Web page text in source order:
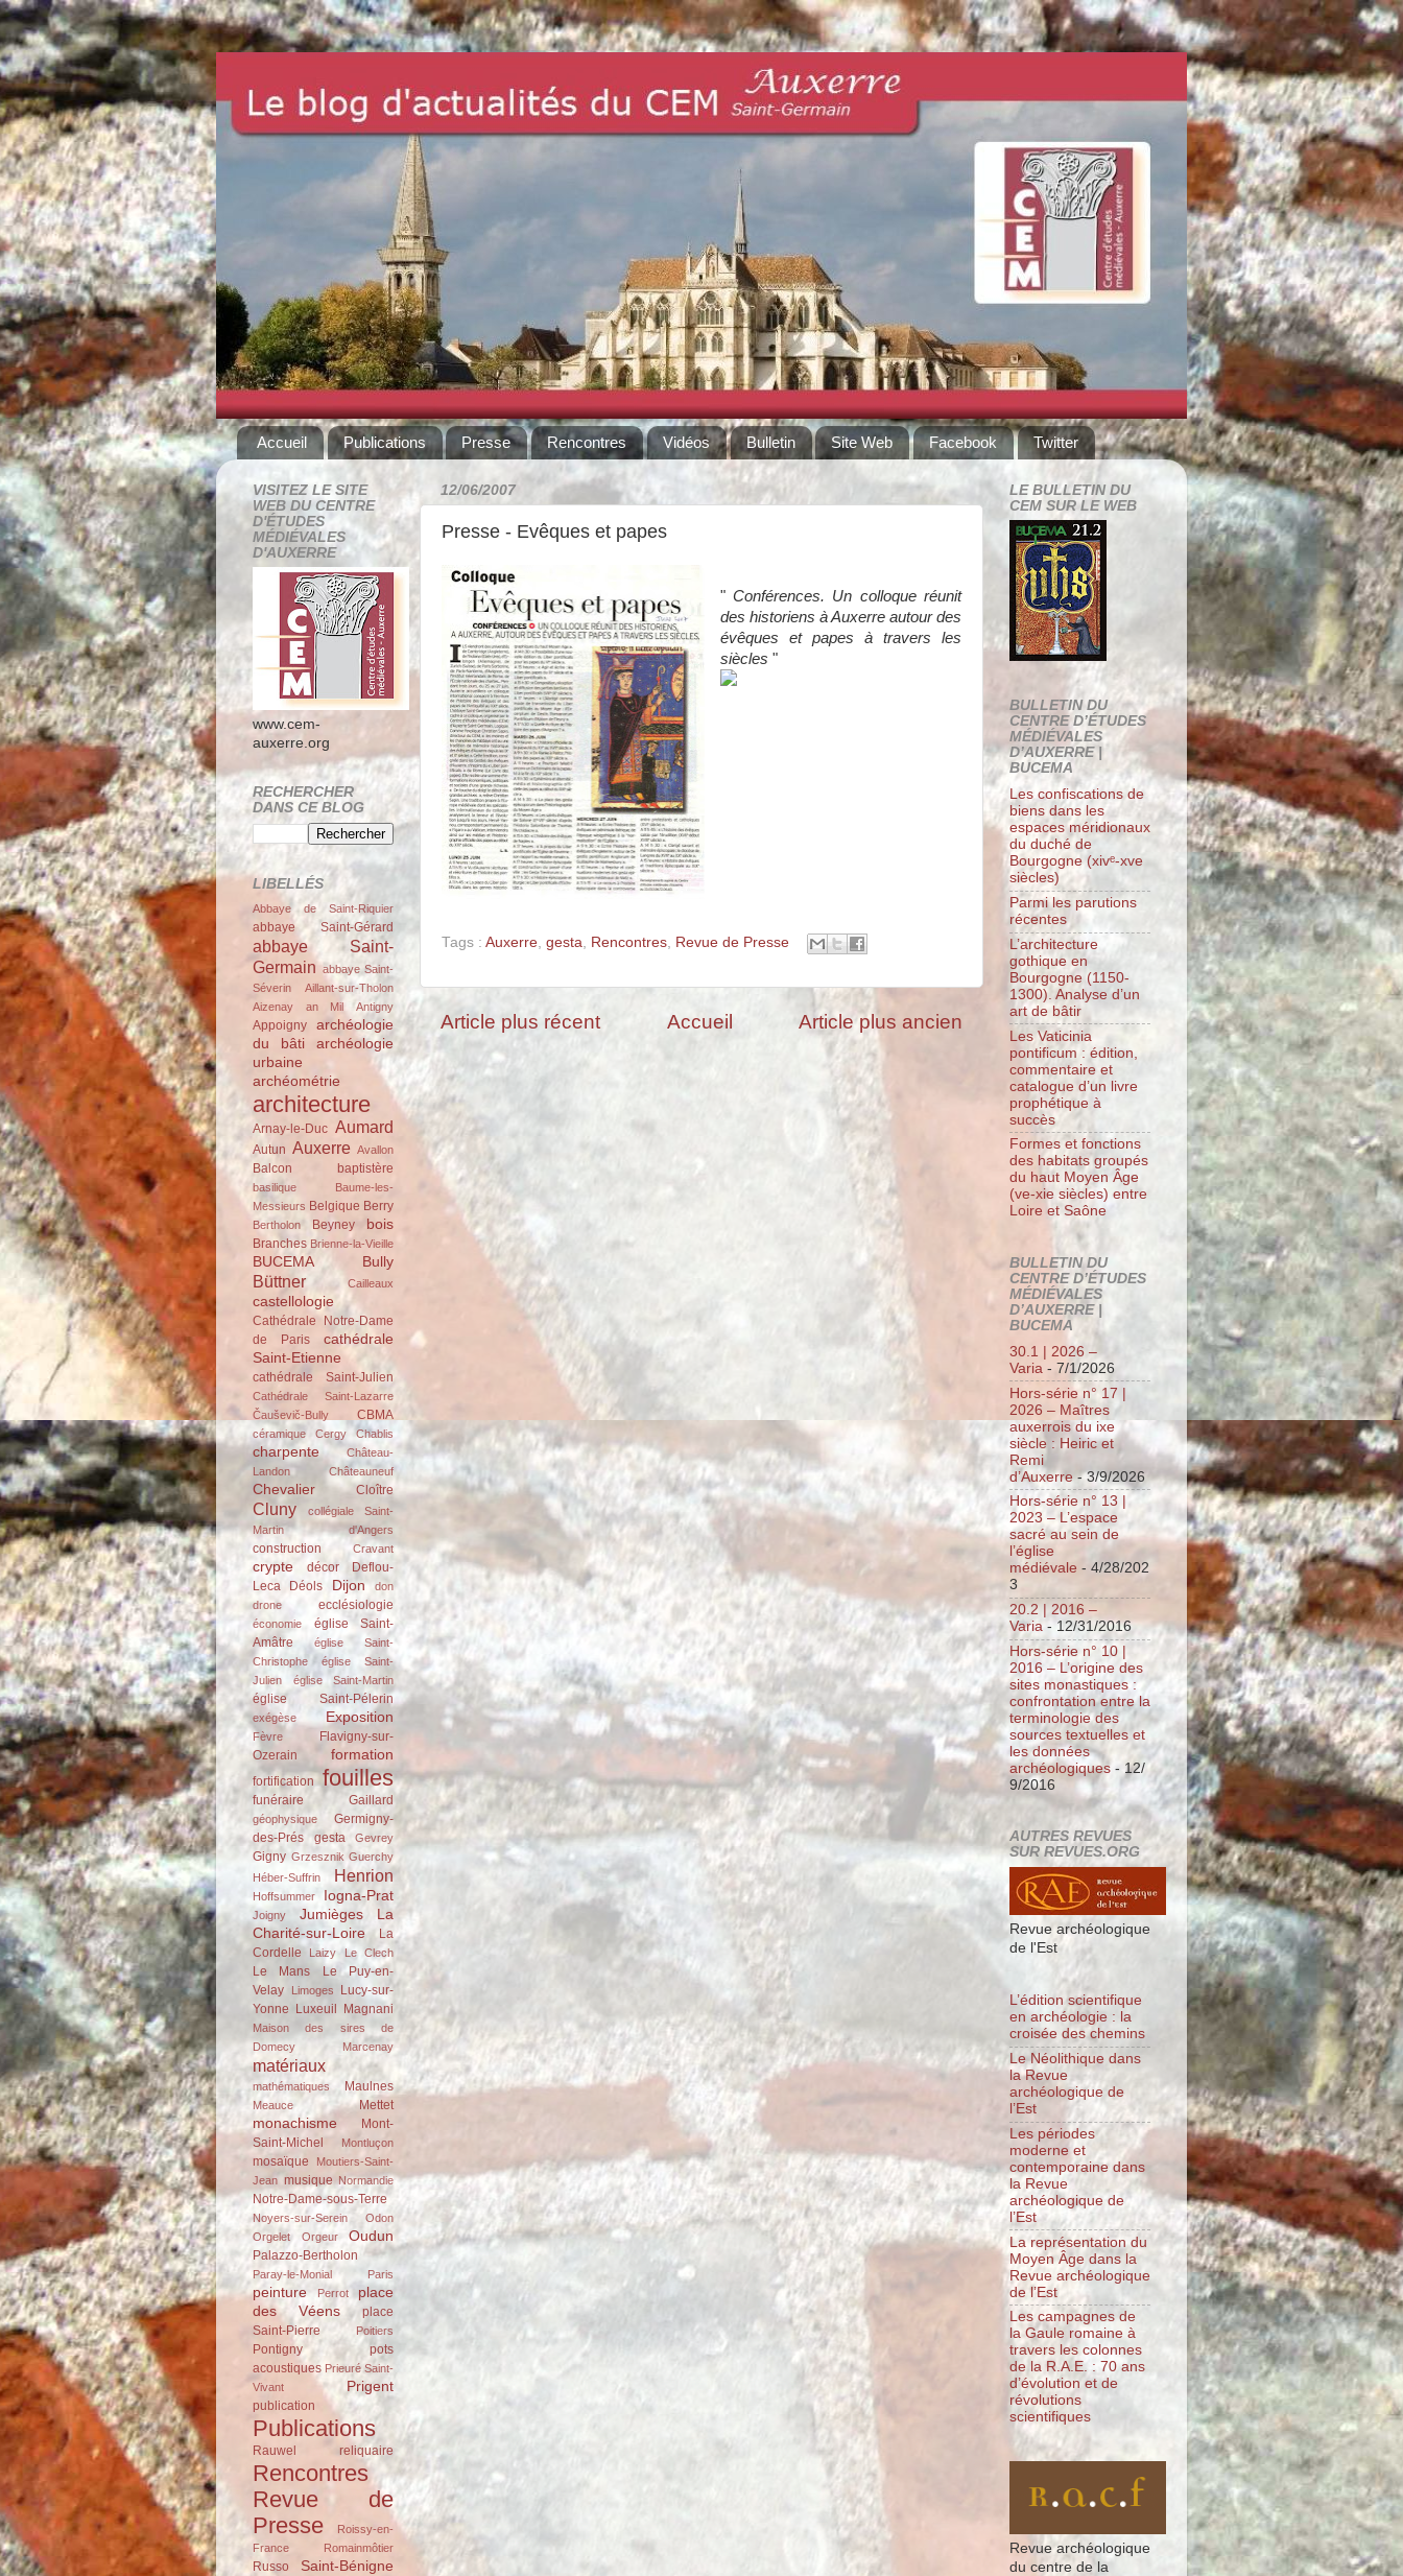
Accueil Publications Presse Rencontres Vidéos Bulletin Site Web Facebook Twitter
12/06/2007
Presse - Evêques et papes
"Conférences. Un colloque réunit
des historiens à Auxerre autour des
évêques et papes à travers les
siècles "
Tags : Auxerre, gesta, Rencontres, Revue de Presse
Article plus récent Article plus ancien
Accueil
VISITEZ LE SITE
WEB DU CENTRE
D'ÉTUDES
MÉDIÉVALES
D'AUXERRE
www.cem-
auxerre.org
RECHERCHER
DANS CE BLOG
LIBELLÉS
Abbaye de Saint-Riquier
abbaye Saint-Gérard
abbaye Saint-
Germain abbaye Saint-
Séverin
Aillant-sur-Tholon
Aizenay
an Mil Antigny
Appoigny
archéologie
du bâti
archéologie
urbaine
archéométrie
architecture
Arnay-le-Duc Aumard
Autun Auxerre Avallon
Balcon baptistère
basilique
Baume-les-
Messieurs Belgique Berry
Bertholon Beyney bois
Branches Brienne-la-Vieille
BUCEMA Bully
Büttner Cailleaux
castellologie
Cathédrale Notre-Dame
de Paris
cathédrale
Saint-Etienne
cathédrale Saint-Julien
Cathédrale Saint-Lazarre
Čauševič-Bully
CBMA
céramique Cergy Chablis
charpente
Château-
Landon
Châteauneuf
Chevalier Cloître
Cluny
collégiale Saint-
Martin d'Angers
construction Cravant
crypte décor
Deflou-
Leca
Déols Dijon
don
drone
ecclésiologie
économie
église Saint-
Amâtre
église Saint-
Christophe
église Saint-
Julien
église Saint-Martin
église Saint-Pélerin
exégèse Exposition
Fèvre
Flavigny-sur-
Ozerain
formation
fortification fouilles
funéraire Gaillard
géophysique
Germigny-
des-Prés
gesta Gevrey
Gigny Grzesznik Guerchy
Héber-Suffrin
Henrion
Hoffsummer Iogna-Prat
Joigny Jumièges
La
Charité-sur-Loire
La
Cordelle
Laizy Le Clech
Le Mans
Le Puy-en-
Velay
Limoges
Lucy-sur-
Yonne Luxeuil Magnani
Maison des sires de
Domecy
Marcenay
matériaux
mathématiques Maulnes
Meauce Mettet
monachisme
Mont-
Saint-Michel
Montluçon
mosaïque
Moutiers-Saint-
Jean musique Normandie
Notre-Dame-sous-Terre
Noyers-sur-Serein
Odon
Orgelet
Orgeur Oudun
Palazzo-Bertholon
Paray-le-Monial Paris
peinture Perrot
place
des Véens
place
Saint-Pierre
Poitiers
Pontigny
pots
acoustiques Prieuré Saint-
Vivant
Prigent
publication
Publications
Rauwel reliquaire
Rencontres
Revue de
Presse
Roissy-en-
France
Romainmôtier
Russo Saint-Bénigne
LE BULLETIN DU
CEM SUR LE WEB
BULLETIN DU
CENTRE D’ÉTUDES
MÉDIÉVALES
D’AUXERRE |
BUCEMA
Les confiscations de
biens dans les
espaces méridionaux
du duché de
Bourgogne (xivᵉ-xve
siècles)
Parmi les parutions
récentes
L’architecture
gothique en
Bourgogne (1150-
1300). Analyse d’un
art de bâtir
Les Vaticinia
pontificum : édition,
commentaire et
catalogue d’un livre
prophétique à
succès
Formes et fonctions
des habitats groupés
du haut Moyen Âge
(ve-xie siècles) entre
Loire et Saône
BULLETIN DU
CENTRE D’ÉTUDES
MÉDIÉVALES
D’AUXERRE |
BUCEMA
30.1 | 2026 –
Varia - 7/1/2026
Hors-série n° 17 |
2026 – Maîtres
auxerrois du ixe
siècle : Heiric et
Remi
d’Auxerre- 3/9/2026
Hors-série n° 13 |
2023 – L’espace
sacré au sein de
l’église
médiévale - 4/28/202
3
20.2 | 2016 –
Varia - 12/31/2016
Hors-série n° 10 |
2016 – L’origine des
sites monastiques :
confrontation entre la
terminologie des
sources textuelles et
les données
archéologiques - 12/
9/2016
AUTRES REVUES
SUR REVUES.ORG
Revue archéologique
de l'Est
L’édition scientifique
en archéologie : la
croisée des chemins
Le Néolithique dans
la Revue
archéologique de
l’Est
Les périodes
moderne et
contemporaine dans
la Revue
archéologique de
l’Est
La représentation du
Moyen Âge dans la
Revue archéologique
de l’Est
Les campagnes de
la Gaule romaine à
travers les colonnes
de la R.A.E. : 70 ans
d’évolution et de
révolutions
scientifiques
Revue archéologique
du centre de la